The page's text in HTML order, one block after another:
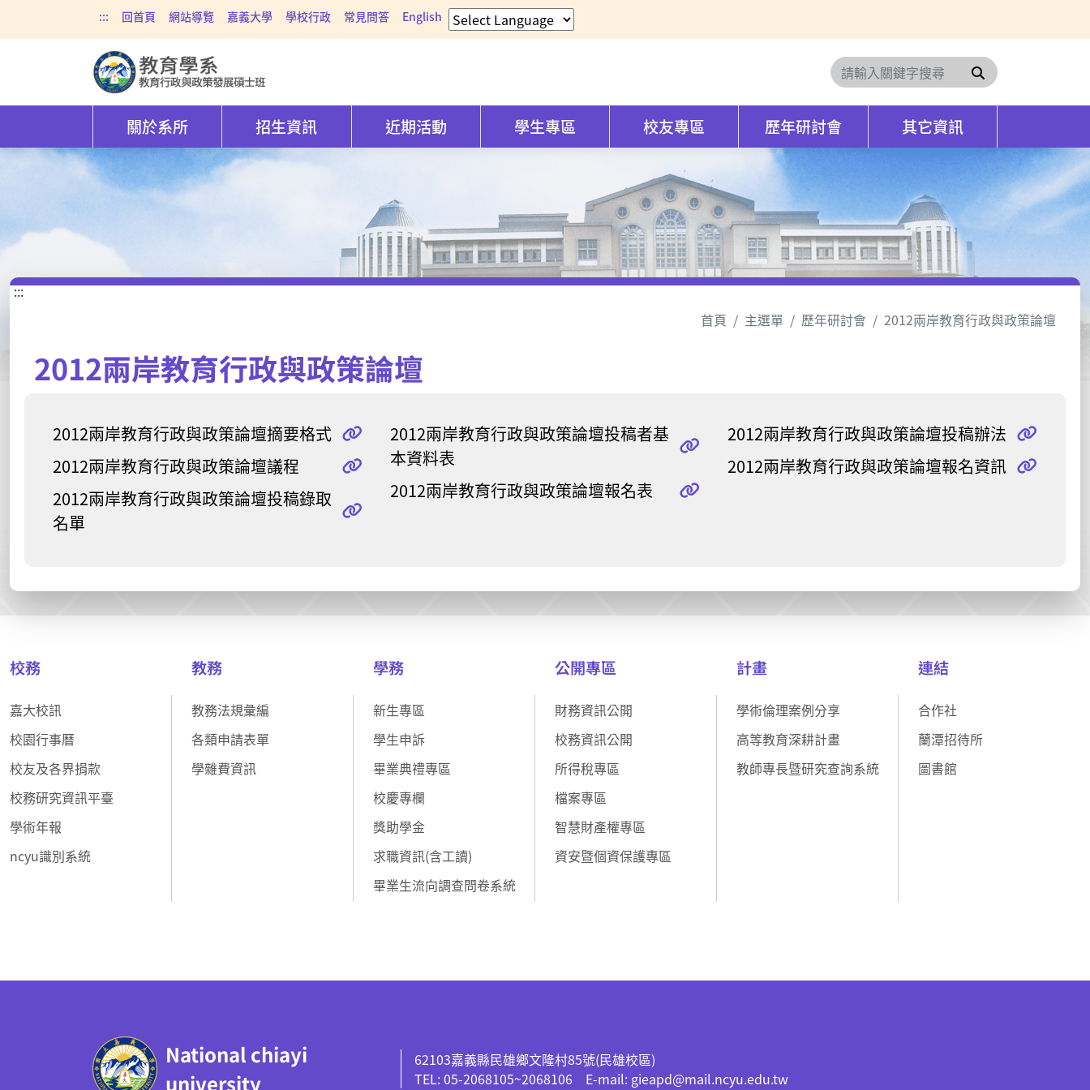
::: 回首頁 網站導覽 嘉義大學 學校行政 常見問答 English
搜尋
關於系所 招生資訊 近期活動 學生專區 校友專區 歷年研討會 其它資訊
:::
首頁
主選單 歷年研討會 2012兩岸教育行政與政策論壇
2012兩岸教育行政與政策論壇
2012兩岸教育行政與政策論壇摘要格式
2012兩岸教育行政與政策論壇議程
2012兩岸教育行政與政策論壇投稿錄取
名單
2012兩岸教育行政與政策論壇投稿者基
本資料表
2012兩岸教育行政與政策論壇報名表
2012兩岸教育行政與政策論壇投稿辦法
2012兩岸教育行政與政策論壇報名資訊
校務
嘉大校訊
校園行事曆
校友及各界捐款
校務研究資訊平臺
學術年報
ncyu識別系統
教務
教務法規彙編
各類申請表單
學雜費資訊
學務
新生專區
學生申訴
畢業典禮專區
校慶專欄
獎助學金
求職資訊(含工讀)
畢業生流向調查問卷系統
公開專區
財務資訊公開
校務資訊公開
所得稅專區
檔案專區
智慧財產權專區
資安暨個資保護專區
計畫
學術倫理案例分享
高等教育深耕計畫
教師專長暨研究查詢系統
連結
合作社
蘭潭招待所
圖書館
National chiayi
university
62103嘉義縣民雄鄉文隆村85號(民雄校區)
TEL: 05-2068105~2068106 E-mail: gieapd@mail.ncyu.edu.tw